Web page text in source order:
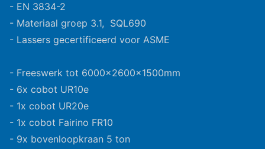
- EN 3834-2
- Materiaal groep 3.1, SQL690
- Lassers gecertificeerd voor ASME
- Freeswerk tot 6000x2600x1500mm
- 6x cobot UR10e
- 1x cobot UR20e
- 1x cobot Fairino FR10
- 9x bovenloopkraan 5 ton